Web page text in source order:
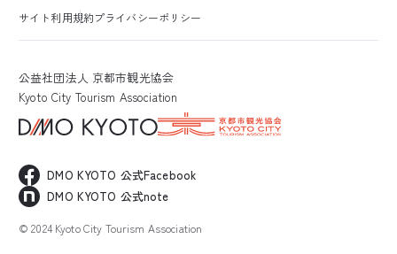
サイト利用規約プライバシーポリシー
公益社団法人 京都市観光協会
Kyoto City Tourism Association
DMO KYOTO 公式Facebook
DMO KYOTO 公式note
© 2024 Kyoto City Tourism Association